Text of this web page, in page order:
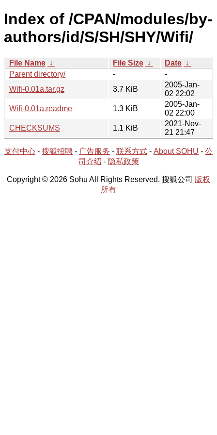
Index of /CPAN/modules/by-
authors/id/S/SH/SHY/Wifi/
File Name ↓ File Size ↓ Date ↓
Parent directory/
-
-
Wifi-0.01a.tar.gz
3.7 KiB
2005-Jan-
02 22:02
Wifi-0.01a.readme
1.3 KiB
2005-Jan-
02 22:00
CHECKSUMS
1.1 KiB
2021-Nov-
21 21:47
支付中心 - 搜狐招聘 - 广告服务 - 联系方式 - About SOHU - 公
司介绍 - 隐私政策
Copyright © 2026 Sohu All Rights Reserved. 搜狐公司 版权
所有